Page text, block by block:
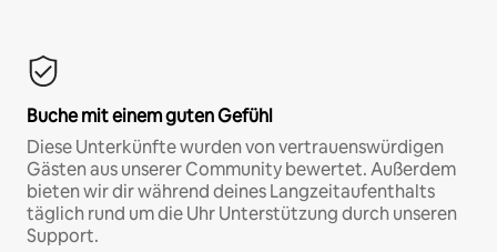
Buche mit einem guten Gefühl
Diese Unterkünfte wurden von vertrauenswürdigen
Gästen aus unserer Community bewertet. Außerdem
bieten wir dir während deines Langzeitaufenthalts
täglich rund um die Uhr Unterstützung durch unseren
Support.